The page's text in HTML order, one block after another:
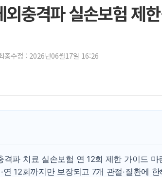
외충격파 실손보험 제
종수정 : 2026년06월17일 16:26
격파 치료 실손보험 연 12회 제한 가이드 마
연 12회까지만 보장되고 7개 관절·질환에